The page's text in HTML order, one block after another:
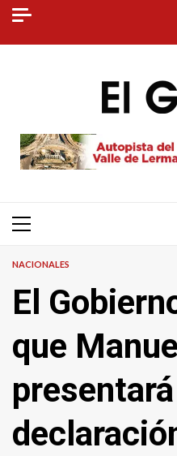
Skip
content
Primary
NACIONALES
El
que